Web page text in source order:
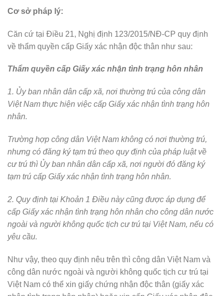
Cơ sở pháp lý:
Căn cứ tại Điều 21, Nghị định 123/2015/NĐ-CP quy định
về thẩm quyền cấp Giấy xác nhận độc thân như sau:
Thẩm quyền cấp Giấy xác nhận tình trạng hôn nhân
1. Ủy ban nhân dân cấp xã, nơi thường trú của công dân
Việt Nam thực hiện việc cấp Giấy xác nhận tình trạng hôn
nhân.
Trường hợp công dân Việt Nam không có nơi thường trú,
nhưng có đăng ký tạm trú theo quy định của pháp luật về
cư trú thì Ủy ban nhân dân cấp xã, nơi người đó đăng ký
tạm trú cấp Giấy xác nhận tình trạng hôn nhân.
2. Quy định tại Khoản 1 Điều này cũng được áp dụng để
cấp Giấy xác nhận tình trạng hôn nhân cho công dân nước
ngoài và người không quốc tịch cư trú tại Việt Nam, nếu có
yêu cầu.
Như vậy, theo quy định nêu trên thì công dân Việt Nam và
công dân nước ngoài và người không quốc tịch cư trú tại
Việt Nam có thể xin giấy chứng nhận độc thân (giấy xác